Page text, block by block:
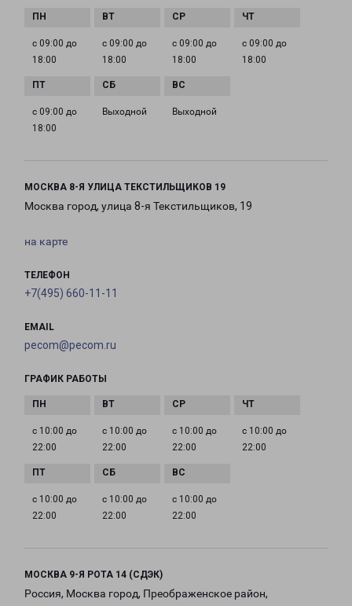
с 09:00 до
18:00
с 09:00 до
18:00
с 09:00 до
18:00
с 09:00 до
18:00
с 09:00 до
18:00
Выходной Выходной
МОСКВА 8-Я УЛИЦА ТЕКСТИЛЬЩИКОВ 19
Москва город, улица 8-я Текстильщиков, 19
на карте
ТЕЛЕФОН
+7(495) 660-11-11
EMAIL
pecom@pecom.ru
ГРАФИК РАБОТЫ
с 10:00 до
22:00
с 10:00 до
22:00
с 10:00 до
22:00
с 10:00 до
22:00
с 10:00 до
22:00
с 10:00 до
22:00
с 10:00 до
22:00
МОСКВА 9-Я РОТА 14 (СДЭК)
Россия, Москва город, Преображенское район,